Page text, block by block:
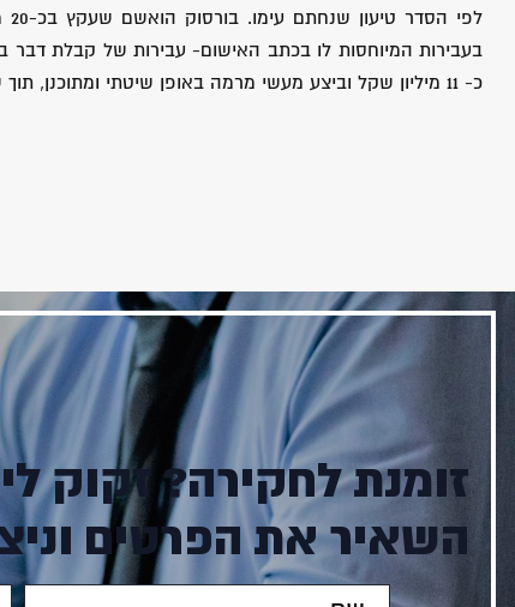
בעבירות המיוחסות לו בכתב האישום- עבירות של קבלת
כ- 11 מיליון שקל וביצע מעשי מרמה באופן שיטתי ומתוכנן, תוך שהוא מנצל את האמון שנתנו בו חבריו ומכריו, כדי ליצור לעצמו רווח כספי .
זומנת לחקירה? זקוק
השאיר את הפרטים